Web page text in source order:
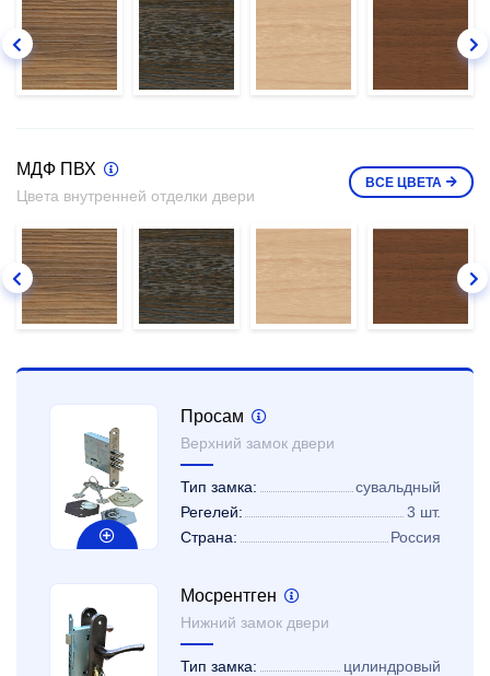
МДФ ПВХ
Цвета внутренней отделки двери
ВСЕ ЦВЕТА
Просам
Верхний замок двери
Тип замка:
сувальдный
Регелей:
3 шт.
Страна:
Россия
Мосрентген
Нижний замок двери
Тип замка:
цилиндровый